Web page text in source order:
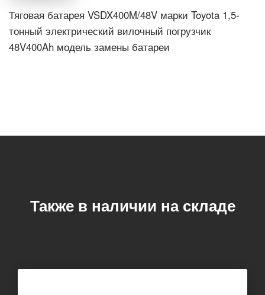
Тяговая батарея VSDX400M/48V марки Toyota 1,5-
тонный электрический вилочный погрузчик
48V400Ah модель замены батареи
Также в наличии на складе